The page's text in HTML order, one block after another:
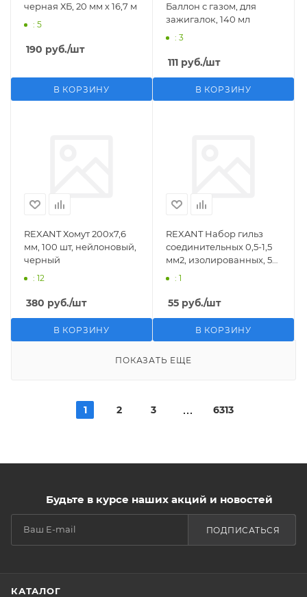
черная ХБ, 20 мм х 16,7 м
: 5
190 руб./шт
В КОРЗИНУ
Баллон с газом, для
зажигалок, 140 мл
: 3
111 руб./шт
В КОРЗИНУ
REXANT Хомут 200х7,6
мм, 100 шт, нейлоновый,
черный
: 12
380 руб./шт
В КОРЗИНУ
REXANT Набор гильз
соединительных 0,5-1,5
мм2, изолированных, 5
: 1
55 руб./шт
В КОРЗИНУ
ПОКАЗАТЬ ЕЩЕ
1 2 3 6313
Будьте в курсе наших акций и новостей
ПОДПИСАТЬСЯ
КАТАЛОГ